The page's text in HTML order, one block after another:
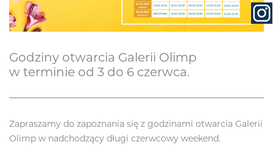
Godziny otwarcia Galerii Olimp
w terminie od 3 do 6 czerwca.
Zapraszamy do zapoznania się z godzinami otwarcia Galerii
Olimp w nadchodzący długi czerwcowy weekend.